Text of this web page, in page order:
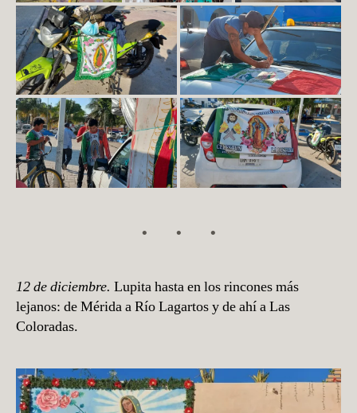
12 de diciembre. Lupita hasta en los rincones más
lejanos: de Mérida a Río Lagartos y de ahí a Las
Coloradas.